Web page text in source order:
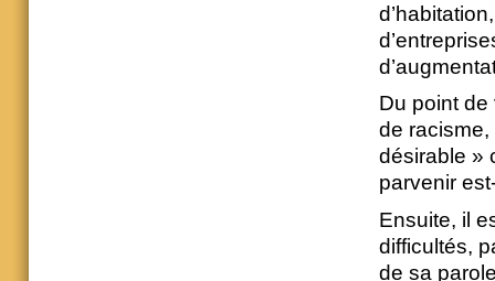
Du point
de racisme,
désirable »
parvenir
Ensuite, il
difficultés,
de sa